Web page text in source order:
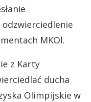
MKOl.
z Karty
ducha
Olimpijskie w